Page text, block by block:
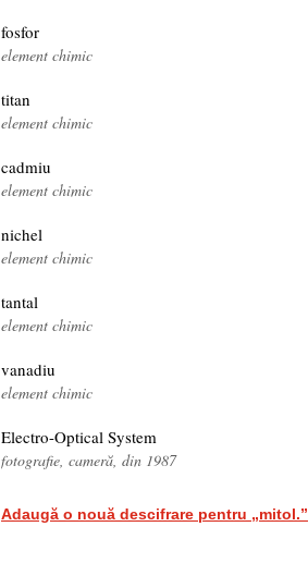
fosfor
element chimic
titan
element chimic
cadmiu
element chimic
nichel
element chimic
tantal
element chimic
vanadiu
element chimic
Electro-Optical System
fotografie, cameră, din 1987
Adaugă o nouă descifrare pentru „mitol.”